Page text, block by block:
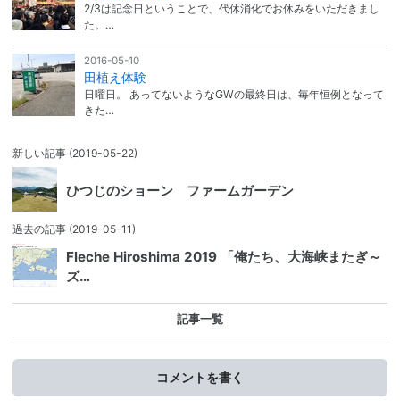
2/3は記念日ということで、代休消化でお休みをいただきまし
た。…
2016-05-10
田植え体験
日曜日。 あってないようなGWの最終日は、毎年恒例となって
きた…
新しい記事 (2019-05-22)
ひつじのショーン ファームガーデン
過去の記事 (2019-05-11)
Fleche Hiroshima 2019 「俺たち、大海峡またぎ～
ズ…
記事一覧
コメントを書く